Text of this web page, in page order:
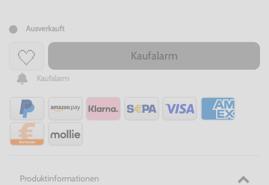
Ausverkauft
Kaufalarm
Kaufalarm
Produktinformationen